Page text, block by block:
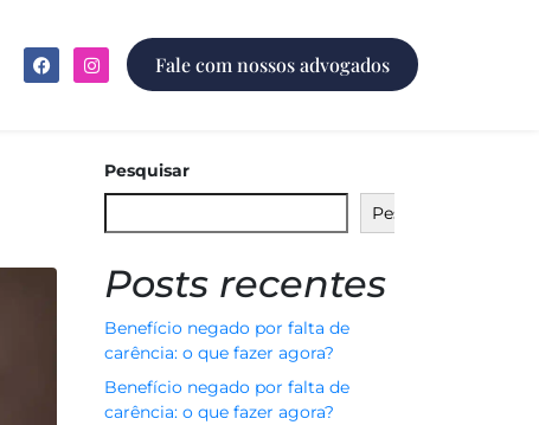
Fale com nossos advogados
Pesquisar
Pesquisar
Posts recentes
Benefício negado por falta de
carência: o que fazer agora?
Benefício negado por falta de
carência: o que fazer agora?